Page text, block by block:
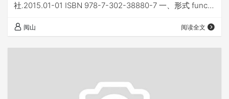
社.2015.01-01 ISBN 978-7-302-38880-7 一、形式 func
printaa(){ //即使无参，()也不能省略 } printaa() //调用方式
二、有参函数 1、一般形…
阅山 阅读全文